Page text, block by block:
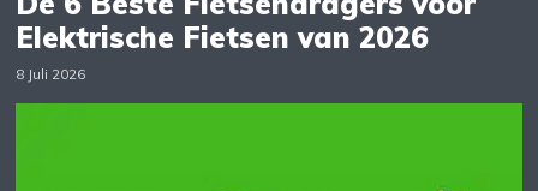
Elektrische Fietsen van 2026
8 Juli 2026